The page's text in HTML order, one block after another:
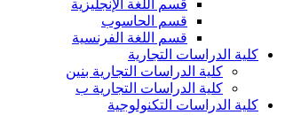
قسم اللغة الإنجليزية
قسم الحاسوب
قسم اللغة الفرنسية
كلية الدراسات التجارية
كلية الدراسات التجارية بنين
كلية الدراسات التجارية ب
كلية الدراسات التكنولوجية